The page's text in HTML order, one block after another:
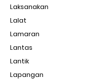
Laksanakan
Lalat
Lamaran
Lantas
Lantik
Lapangan